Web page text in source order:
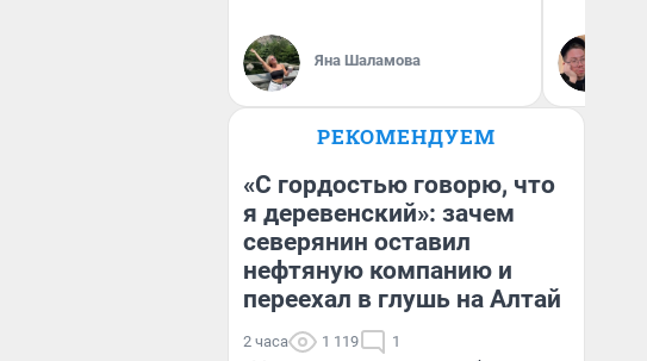
Яна Шаламова
РЕКОМЕНДУЕМ
«С гордостью говорю, что
я деревенский»: зачем
северянин оставил
нефтяную компанию и
переехал в глушь на Алтай
2 часа 1 119 1